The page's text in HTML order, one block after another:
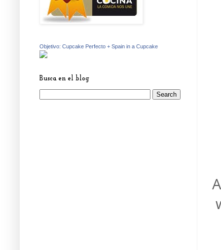
Objetivo: Cupcake Perfecto + Spain in a Cupcake
Busca en el blog